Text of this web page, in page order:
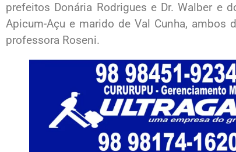
prefeitos Donária Rodrigues e Dr. Walber e
Apicum-Açu e marido de Val Cunha, ambos
professora Roseni.